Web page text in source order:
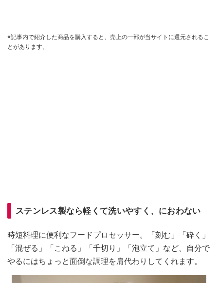
※記事内で紹介した商品を購入すると、売上の一部が当サイトに還元されるこ
とがあります。
ステンレス製なら軽くて洗いやすく、におわない
時短料理に便利なフードプロセッサー。「刻む」「砕く」
「混ぜる」「こねる」「千切り」「泡立て」など、自分で
やるにはちょっと面倒な調理を肩代わりしてくれます。